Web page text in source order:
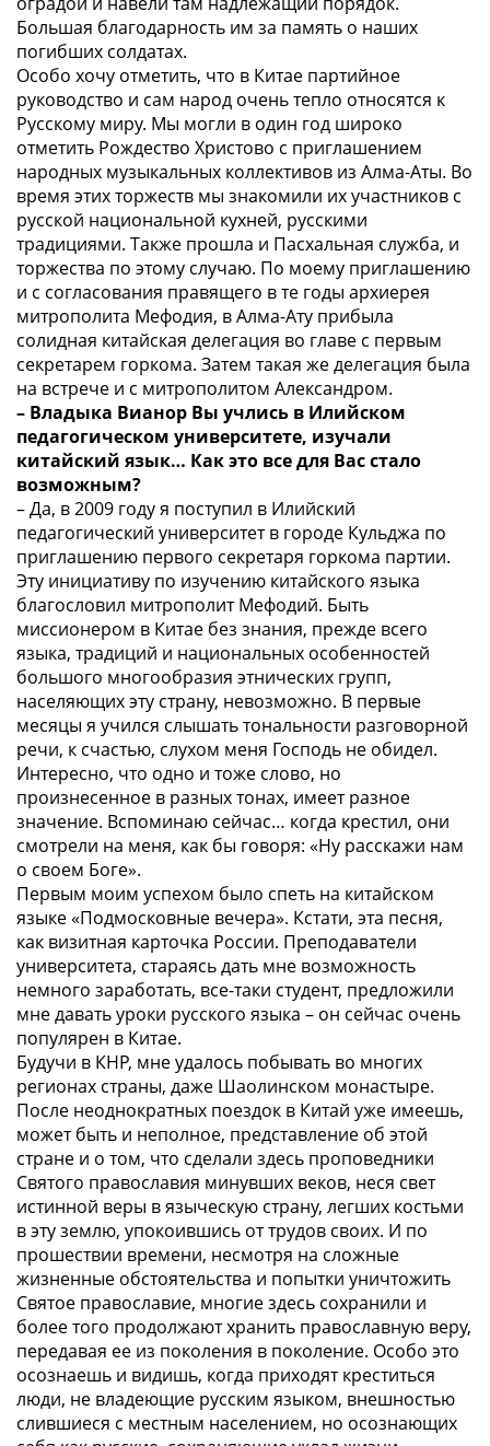
Большая благодарность им за память о наших
погибших солдатах.
Особо хочу отметить, что в Китае партийное
руководство и сам народ очень тепло относятся к
Русскому миру. Мы могли в один год широко
отметить Рождество Христово с приглашением
народных музыкальных коллективов из Алма-Аты. Во
время этих торжеств мы знакомили их участников с
русской национальной кухней, русскими
традициями. Также прошла и Пасхальная служба, и
торжества по этому случаю. По моему приглашению
и с согласования правящего в те годы архиерея
митрополита Мефодия, в Алма-Ату прибыла
солидная китайская делегация во главе с первым
секретарем горкома. Затем такая же делегация была
на встрече и с митрополитом Александром.
– Владыка Вианор Вы учлись в Илийском
педагогическом университете, изучали
китайский язык… Как это все для Вас стало
возможным?
– Да, в 2009 году я поступил в Илийский
педагогический университет в городе Кульджа по
приглашению первого секретаря горкома партии.
Эту инициативу по изучению китайского языка
благословил митрополит Мефодий. Быть
миссионером в Китае без знания, прежде всего
языка, традиций и национальных особенностей
большого многообразия этнических групп,
населяющих эту страну, невозможно. В первые
месяцы я учился слышать тональности разговорной
речи, к счастью, слухом меня Господь не обидел.
Интересно, что одно и тоже слово‚ но
произнесенное в разных тонах, имеет разное
значение. Вспоминаю сейчас… когда крестил, они
смотрели на меня, как бы говоря: «Ну расскажи нам
о своем Боге».
Первым моим успехом было спеть на китайском
языке «Подмосковные вечера». Кстати, эта песня,
как визитная карточка России. Преподаватели
университета, стараясь дать мне возможность
немного заработать, все-таки студент, предложили
мне давать уроки русского языка – он сейчас очень
популярен в Китае.
Будучи в КНР, мне удалось побывать во многих
регионах страны, даже Шаолинском монастыре.
После неоднократных поездок в Китай уже имеешь,
может быть и неполное, представление об этой
стране и о том, что сделали здесь проповедники
Святого православия минувших веков, неся свет
истинной веры в языческую страну, легших костьми
в эту землю, упокоившись от трудов своих. И по
прошествии времени, несмотря на сложные
жизненные обстоятельства и попытки уничтожить
Святое православие, многие здесь сохранили и
более того продолжают хранить православную веру,
передавая ее из поколения в поколение. Особо это
осознаешь и видишь, когда приходят креститься
люди, не владеющие русским языком, внешностью
слившиеся с местным населением, но осознающих